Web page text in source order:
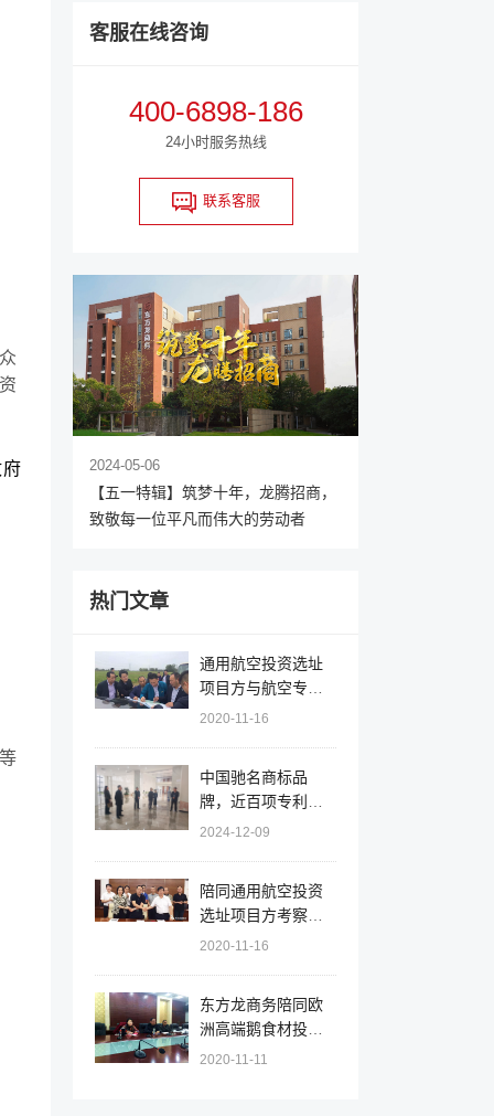
客服在线咨询
400-6898-186
24小时服务热线
联系客服
2024-05-06
【五一特辑】筑梦十年，龙腾招商，
致敬每一位平凡而伟大的劳动者
热门文章
通用航空投资选址
项目方与航空专家
组赴安徽天长调研
2020-11-16
中国驰名商标品
牌，近百项专利！
辽宁大连北黄海经
源综合利用投资选
址项目
2024-12-09
陪同通用航空投资
选址项目方考察安
徽天长市，签订百
2020-11-16
东方龙商务陪同欧
洲高端鹅食材投资
选址项目方考察江
2020-11-11